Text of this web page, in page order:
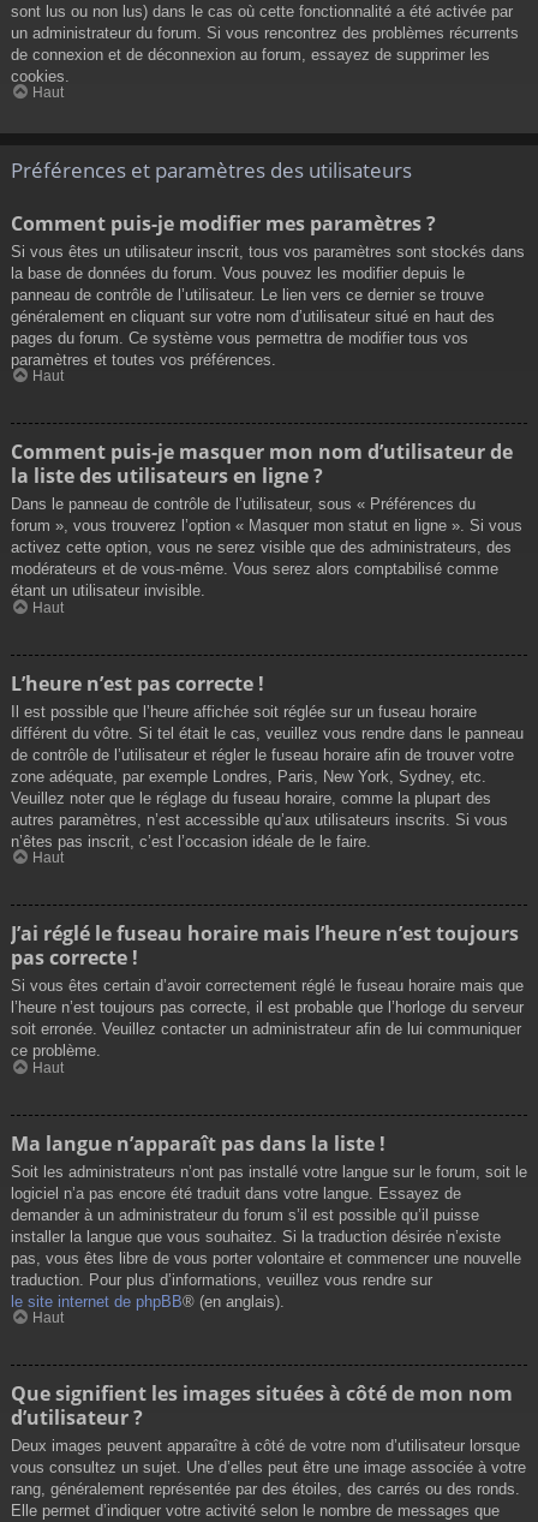
sont lus ou non lus) dans le cas où cette fonctionnalité a été activée par
un administrateur du forum. Si vous rencontrez des problèmes récurrents
de connexion et de déconnexion au forum, essayez de supprimer les
cookies.
Haut
Préférences et paramètres des utilisateurs
Comment puis-je modifier mes paramètres ?
Si vous êtes un utilisateur inscrit, tous vos paramètres sont stockés dans
la base de données du forum. Vous pouvez les modifier depuis le
panneau de contrôle de l’utilisateur. Le lien vers ce dernier se trouve
généralement en cliquant sur votre nom d’utilisateur situé en haut des
pages du forum. Ce système vous permettra de modifier tous vos
paramètres et toutes vos préférences.
Haut
Comment puis-je masquer mon nom d’utilisateur de
la liste des utilisateurs en ligne ?
Dans le panneau de contrôle de l’utilisateur, sous « Préférences du
forum », vous trouverez l’option « Masquer mon statut en ligne ». Si vous
activez cette option, vous ne serez visible que des administrateurs, des
modérateurs et de vous-même. Vous serez alors comptabilisé comme
étant un utilisateur invisible.
Haut
L’heure n’est pas correcte !
Il est possible que l’heure affichée soit réglée sur un fuseau horaire
différent du vôtre. Si tel était le cas, veuillez vous rendre dans le panneau
de contrôle de l’utilisateur et régler le fuseau horaire afin de trouver votre
zone adéquate, par exemple Londres, Paris, New York, Sydney, etc.
Veuillez noter que le réglage du fuseau horaire, comme la plupart des
autres paramètres, n’est accessible qu’aux utilisateurs inscrits. Si vous
n’êtes pas inscrit, c’est l’occasion idéale de le faire.
Haut
J’ai réglé le fuseau horaire mais l’heure n’est toujours
pas correcte !
Si vous êtes certain d’avoir correctement réglé le fuseau horaire mais que
l’heure n’est toujours pas correcte, il est probable que l’horloge du serveur
soit erronée. Veuillez contacter un administrateur afin de lui communiquer
ce problème.
Haut
Ma langue n’apparaît pas dans la liste !
Soit les administrateurs n’ont pas installé votre langue sur le forum, soit le
logiciel n’a pas encore été traduit dans votre langue. Essayez de
demander à un administrateur du forum s’il est possible qu’il puisse
installer la langue que vous souhaitez. Si la traduction désirée n’existe
pas, vous êtes libre de vous porter volontaire et commencer une nouvelle
traduction. Pour plus d’informations, veuillez vous rendre sur
le site internet de phpBB® (en anglais).
Haut
Que signifient les images situées à côté de mon nom
d’utilisateur ?
Deux images peuvent apparaître à côté de votre nom d’utilisateur lorsque
vous consultez un sujet. Une d’elles peut être une image associée à votre
rang, généralement représentée par des étoiles, des carrés ou des ronds.
Elle permet d’indiquer votre activité selon le nombre de messages que